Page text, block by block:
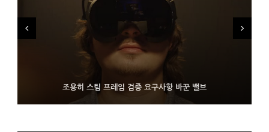
조용히 스팀 프레임 검증 요구사항 바꾼 밸브
9월 4일부터 서비스 접는 안드로이드 장치용 구글 어시스턴트
보인 삼성전자